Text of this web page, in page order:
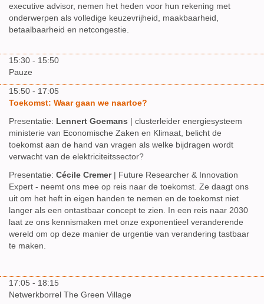
executive advisor, nemen het heden voor hun rekening met
onderwerpen als volledige keuzevrijheid, maakbaarheid,
betaalbaarheid en netcongestie.
15:30 - 15:50
Pauze
15:50 - 17:05
Toekomst: Waar gaan we naartoe?
Presentatie: Lennert Goemans | clusterleider energiesysteem
ministerie van Economische Zaken en Klimaat, belicht de
toekomst aan de hand van vragen als welke bijdragen wordt
verwacht van de elektriciteitssector?
Presentatie: Cécile Cremer | Future Researcher & Innovation
Expert - neemt ons mee op reis naar de toekomst. Ze daagt ons
uit om het heft in eigen handen te nemen en de toekomst niet
langer als een ontastbaar concept te zien. In een reis naar 2030
laat ze ons kennismaken met onze exponentieel veranderende
wereld om op deze manier de urgentie van verandering tastbaar
te maken.
17:05 - 18:15
Netwerkborrel The Green Village